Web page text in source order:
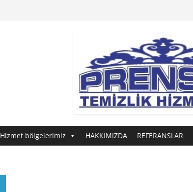
Hizmet bölgelerimiz HAKKIMIZDA REFERANSLAR